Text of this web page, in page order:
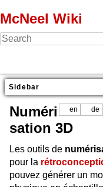
McNeel Wiki
Sidebar
en de
Numéri
sation 3D
Les outils de
pour la
pouvez générer un